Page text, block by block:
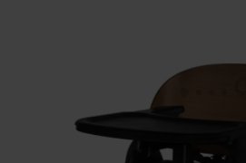
Lionelo CELIA krzesełko